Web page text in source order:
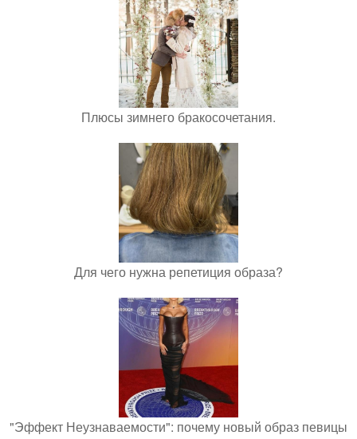
Плюсы зимнего бракосочетания.
Для чего нужна репетиция образа?
"Эффект Неузнаваемости": почему новый образ певицы